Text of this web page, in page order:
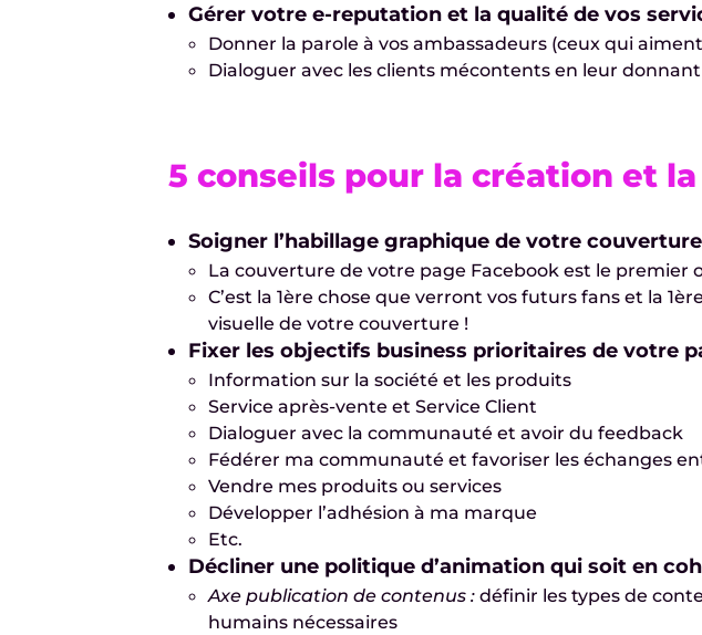
Gérer votre e-reputation et la qualité de vos
Donner la parole à vos ambassadeurs (ceux qui
Dialoguer avec les clients mécontents en leur
5 conseils pour la création et
Soigner l’habillage graphique de votre
La couverture de votre page Facebook est le
C’est la 1ère chose que verront vos futurs fans et la
visuelle de votre couverture !
Fixer les objectifs business prioritaires de votre
Information sur la société et les produits
Service après-vente et Service Client
Dialoguer avec la communauté et avoir du feedback
Fédérer ma communauté et favoriser les échanges
Vendre mes produits ou services
Développer l’adhésion à ma marque
Etc.
Décliner une politique d’animation qui soit en
Axe publication de contenus :définir les types de
humains nécessaires